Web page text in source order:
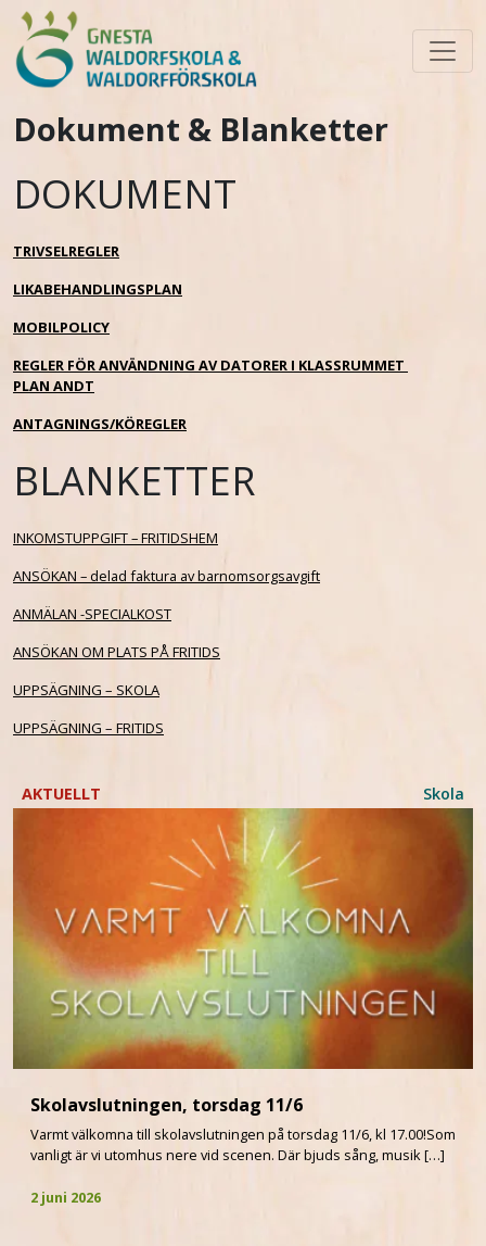
Skip to main content
Dokument & Blanketter
DOKUMENT
TRIVSELREGLER
LIKABEHANDLINGSPLAN
MOBILPOLICY
REGLER FÖR ANVÄNDNING AV DATORER I KLASSRUMMET
PLAN ANDT
ANTAGNINGS/KÖREGLER
BLANKETTER
INKOMSTUPPGIFT – FRITIDSHEM
ANSÖKAN – delad faktura av barnomsorgsavgift
ANMÄLAN -SPECIALKOST
ANSÖKAN OM PLATS PÅ FRITIDS
UPPSÄGNING – SKOLA
UPPSÄGNING – FRITIDS
AKTUELLT Skola
Skolavslutningen, torsdag 11/6
Varmt välkomna till skolavslutningen på torsdag 11/6, kl 17.00!Som
vanligt är vi utomhus nere vid scenen. Där bjuds sång, musik […]
2 juni 2026